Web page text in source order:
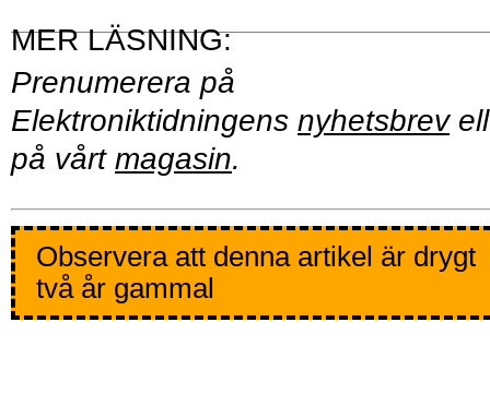
Prenumerera på
Elektroniktidningens nyhetsbrev
på vårt magasin.
Observera att denna artikel är drygt
två år gammal